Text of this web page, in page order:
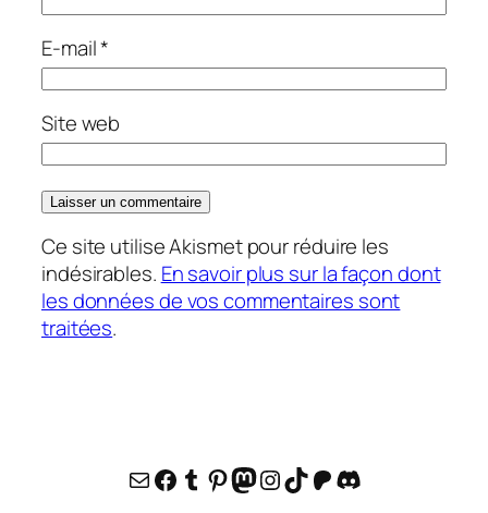
E-mail*
Site web
Ce site utilise Akismet pour réduire les
indésirables. En savoir plus sur la façon dont
les données de vos commentaires sont
traitées.
E-mailFacebook
Tumblr
Pinterest
Mastodon
Instagram
TikTok
Patreon
Discord